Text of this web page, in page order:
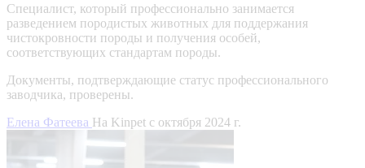
Специалист, который профессионально занимается
разведением породистых животных для поддержания
чистокровности породы и получения особей,
соответствующих стандартам породы.
Документы, подтверждающие статус профессионального
заводчика, проверены.
Елена Фатеева На Kinpet c октября 2024 г.